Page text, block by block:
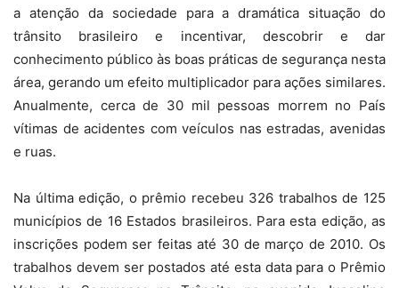
a atenção da sociedade para a dramática situação do
trânsito brasileiro e incentivar, descobrir e dar
conhecimento público às boas práticas de segurança nesta
área, gerando um efeito multiplicador para ações similares.
Anualmente, cerca de 30 mil pessoas morrem no País
vítimas de acidentes com veículos nas estradas, avenidas
e ruas.
Na última edição, o prêmio recebeu 326 trabalhos de 125
municípios de 16 Estados brasileiros. Para esta edição, as
inscrições podem ser feitas até 30 de março de 2010. Os
trabalhos devem ser postados até esta data para o Prêmio